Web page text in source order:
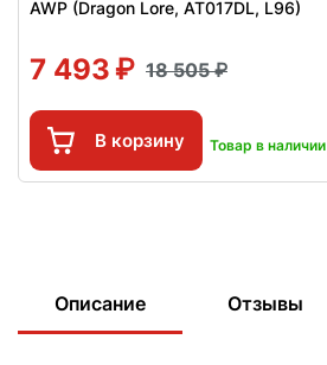
AWP (Dragon Lore, AT017DL, L96)
7 493 18 505
В корзину Товар в наличии
Описание Отзывы